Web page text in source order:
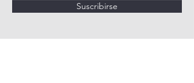
Suscribirse